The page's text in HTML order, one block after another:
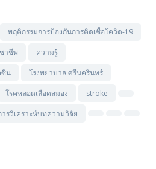
พฤติกรรมการป้องกันการติดเชื้อโควิด-19
าชีพ
ความรู้
ซีน
โรงพยาบาล ศรีนครินทร์
โรคหลอดเลือดสมอง
stroke
ารวิเคราะห์บทความวิจัย